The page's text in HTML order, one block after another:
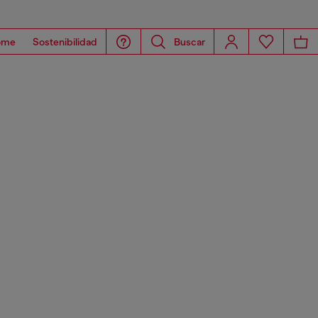
Sostenibilidad Buscar